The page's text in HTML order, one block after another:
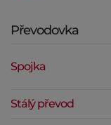
Převodovka
Spojka
Stálý převod